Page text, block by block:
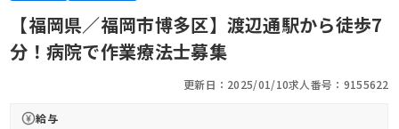
【福岡県／福岡市博多区】渡辺通駅から徒歩7
分！病院で作業療法士募集
更新日：2025/01/10求人番号：9155622
給与